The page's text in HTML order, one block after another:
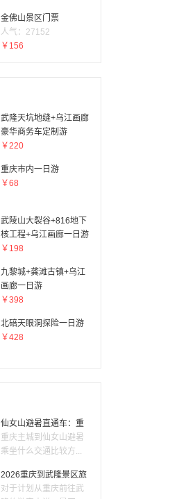
金佛山景区门票
人气：27152
￥156
武隆天坑地缝+乌江画廊
豪华商务车定制游
￥220
重庆市内一日游
￥68
武陵山大裂谷+816地下
核工程+乌江画廊一日游
￥198
九黎城+龚滩古镇+乌江
画廊一日游
￥398
北碚天眼洞探险一日游
￥428
仙女山避暑直通车：重
重庆主城到仙女山避暑
乘坐什么交通比较方...
2026重庆到武隆景区旅
对于计划从重庆前往武